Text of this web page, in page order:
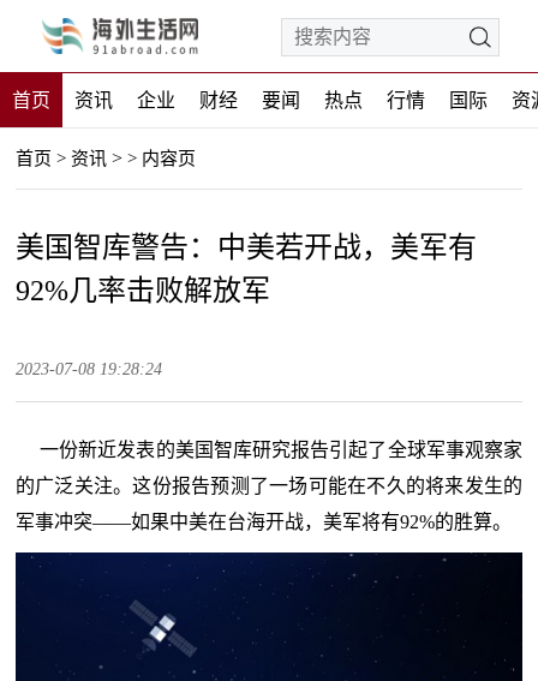
首页 资讯 企业 财经 要闻 热点 行情 国际 资
首页 > 资讯 > > 内容页
美国智库警告：中美若开战，美军有
92%几率击败解放军
2023-07-08 19:28:24
一份新近发表的美国智库研究报告引起了全球军事观察家
的广泛关注。这份报告预测了一场可能在不久的将来发生的
军事冲突——如果中美在台海开战，美军将有92%的胜算。